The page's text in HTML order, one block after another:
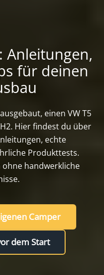
Anleitungen,
für deinen
einen VW T5
Hier findest du über
echte
Produkttests.
handwerkliche
Camper
dem Start